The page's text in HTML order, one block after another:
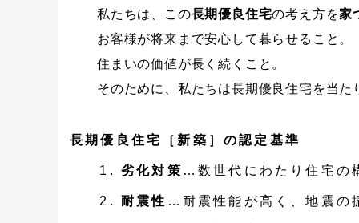
私たちは、この長期優良住宅の考え方を家
お客様が将来まで安心して暮らせること。
住まいの価値が長く続くこと。
そのために、私たちは長期優良住宅を当
長期優良住宅［新築］の認定基準
劣化対策 …数世代にわたり住宅の
耐震性 …耐震性能が高く、地震の